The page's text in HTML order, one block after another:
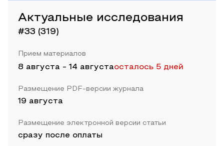
Актуальные исследования
#33 (319)
Прием материалов
8 августа - 14 августаосталось 5 дней
Размещение PDF-версии журнала
19 августа
Размещение электронной версии статьи
сразу после оплаты